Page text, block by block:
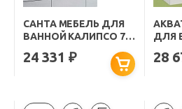
САНТА МЕБЕЛЬ ДЛЯ
ВАННОЙ КАЛИПСО 70
ПОДВЕСНАЯ
24 331₽
ДЛЯ
28